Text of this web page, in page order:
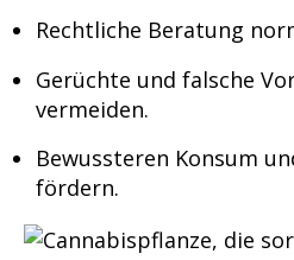
Rechtliche Beratung
Gerüchte und falsche
vermeiden.
Bewussteren Konsum
fördern.